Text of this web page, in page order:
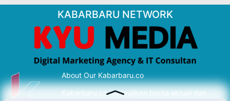
KABARBARU NETWORK
About Our Kabarbaru.co
Kabarbaru.co menyajikan berita aktual dan